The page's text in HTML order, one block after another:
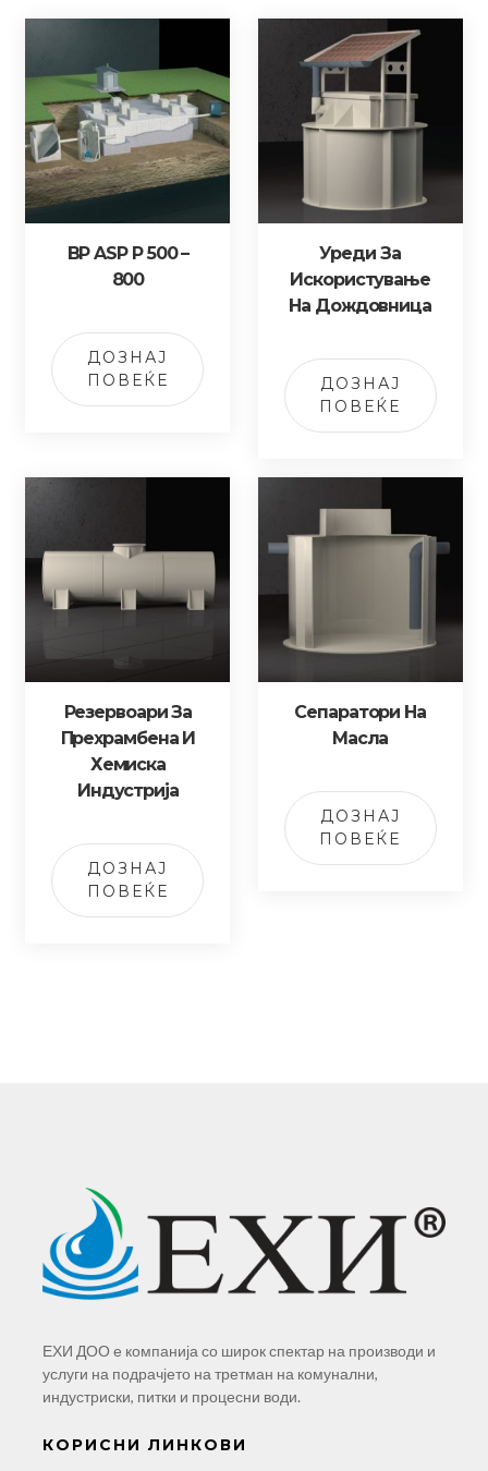
BP ASP P 500 –
800
ДОЗНАЈ
ПОВЕЌЕ
Уреди За
Искористување
На Дождовница
ДОЗНАЈ
ПОВЕЌЕ
Резервоари За
Прехрамбена И
Хемиска
Индустрија
ДОЗНАЈ
ПОВЕЌЕ
Сепаратори На
Масла
ДОЗНАЈ
ПОВЕЌЕ
ЕХИ ДОО е компанија со широк спектар на производи и
услуги на подрачјето на третман на комунални,
индустриски, питки и процесни води.
КОРИСНИ ЛИНКОВИ